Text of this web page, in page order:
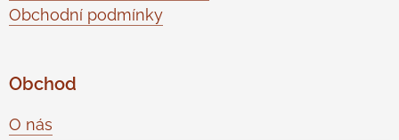
Obchodní podmínky
Obchod
O nás